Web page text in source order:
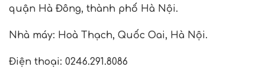
quận Hà Đông, thành phố Hà Nội.
Nhà máy: Hoà Thạch, Quốc Oai, Hà Nội.
Điện thoại: 0246.291.8086